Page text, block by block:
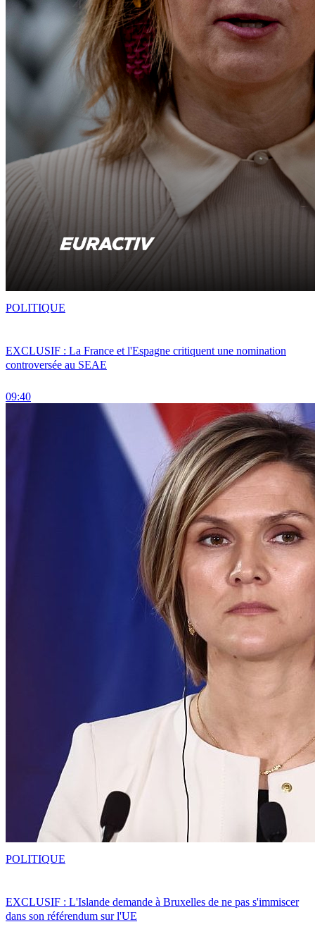
EXCLUSIF : La France et l'Espagne critiquent une nomination
controversée au SEAE
09:40
POLITIQUE
EXCLUSIF : L'Islande demande à Bruxelles de ne pas s'immiscer
dans son référendum sur l'UE
POLITIQUE